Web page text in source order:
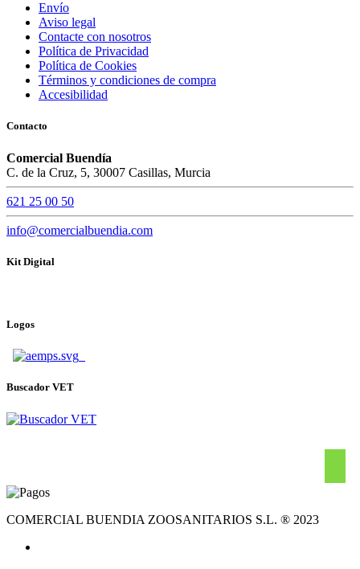
Envío
Aviso legal
Contacte con nosotros
Política de Privacidad
Política de Cookies
Términos y condiciones de compra
Accesibilidad
Contacto
Comercial Buendía
C. de la Cruz, 5, 30007 Casillas, Murcia
621 25 00 50
info@comercialbuendia.com
Kit Digital
Logos
Buscador VET
COMERCIAL BUENDIA ZOOSANITARIOS S.L. ® 2023